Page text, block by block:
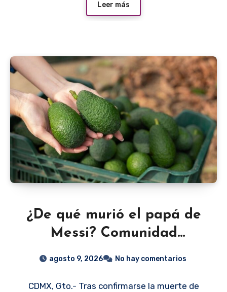
Leer más
¿De qué murió el papá de
Messi? Comunidad
deportiva lamenta pérdida
agosto 9, 2026 No hay comentarios
CDMX, Gto.- Tras confirmarse la muerte de